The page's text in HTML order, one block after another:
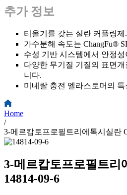
추가 정보
티올기를 갖는 실란 커플링제.
가수분해 속도는 ChangFu®
수성 기반 시스템에서 안정
다양한 무기질 기질의 표면
니다.
미네랄 충전 엘라스토머의
Home
/
3-메르캅토프로필트리에톡시실란
3-메르캅토프로필트리
14814-09-6